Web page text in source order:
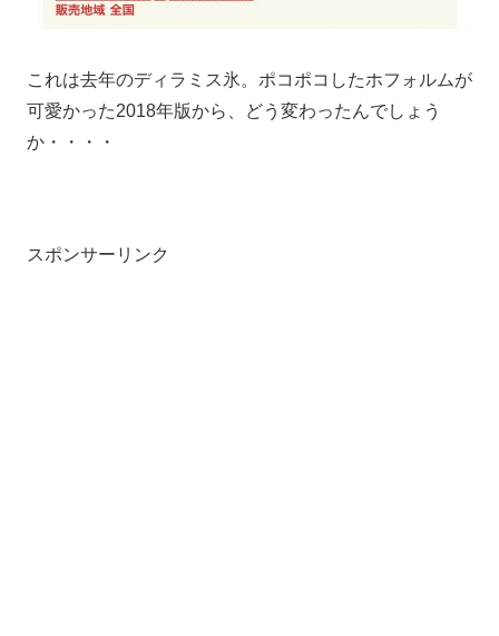
これは去年のディラミス氷。ポコポコしたホフォルムが
可愛かった2018年版から、どう変わったんでしょう
か・・・・
スポンサーリンク